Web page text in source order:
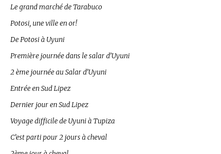
Le grand marché de Tarabuco
Potosi, une ville en or!
De Potosi à Uyuni
Première journée dans le salar d’Uyuni
2 ème journée au Salar d’Uyuni
Entrée en Sud Lipez
Dernier jour en Sud Lipez
Voyage difficile de Uyuni à Tupiza
C’est parti pour 2 jours à cheval